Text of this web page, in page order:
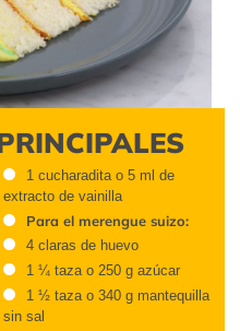
1 cucharadita o 5 ml de
extracto de vainilla
Para el merengue suizo:
4 claras de huevo
1 ¼ taza o 250 g azúcar
1 ½ taza o 340 g mantequilla
sin sal